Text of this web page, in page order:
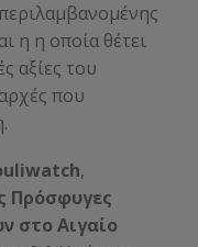
η η οποία θέτει
αξίες του
που
,
Πρόσφυγες
στο Αιγαίο